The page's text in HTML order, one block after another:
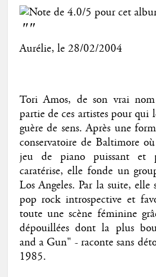
""
Aurélie, le 28/02/2004
Tori Amos, de son vrai
partie de ces artistes pour qui
guère de sens. Après une
conservatoire de Baltimore
jeu de piano puissant et
caratérise, elle fonde un
Los Angeles. Par la suite, elle
pop rock introspective et
toute une scène féminine
dépouillées dont la plus
and a Gun" - raconte sans
1985.